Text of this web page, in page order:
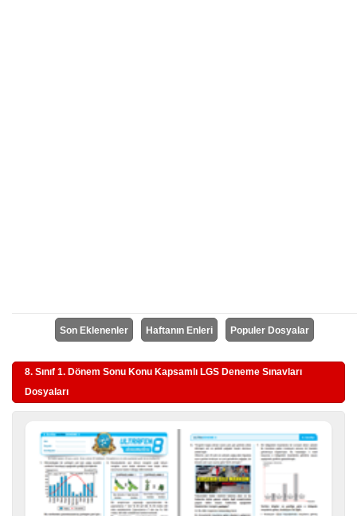
Son Eklenenler Haftanın Enleri Populer Dosyalar
8. Sınıf 1. Dönem Sonu Konu Kapsamlı LGS Deneme Sınavları
Dosyaları